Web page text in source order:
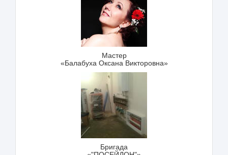
Мастер
«Балабуха Оксана Викторовна»
Бригада